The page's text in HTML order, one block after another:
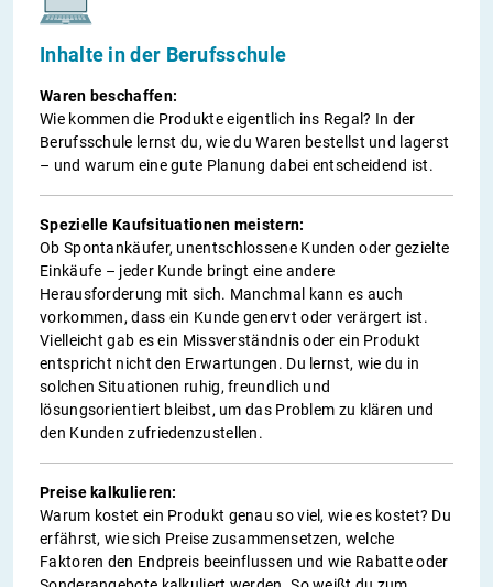
Inhalte in der Berufsschule
Waren beschaffen:
Wie kommen die Produkte eigentlich ins Regal? In der
Berufsschule lernst du, wie du Waren bestellst und lagerst
– und warum eine gute Planung dabei entscheidend ist.
Spezielle Kaufsituationen meistern:
Ob Spontankäufer, unentschlossene Kunden oder gezielte
Einkäufe – jeder Kunde bringt eine andere
Herausforderung mit sich. Manchmal kann es auch
vorkommen, dass ein Kunde genervt oder verärgert ist.
Vielleicht gab es ein Missverständnis oder ein Produkt
entspricht nicht den Erwartungen. Du lernst, wie du in
solchen Situationen ruhig, freundlich und
lösungsorientiert bleibst, um das Problem zu klären und
den Kunden zufriedenzustellen.
Preise kalkulieren:
Warum kostet ein Produkt genau so viel, wie es kostet? Du
erfährst, wie sich Preise zusammensetzen, welche
Faktoren den Endpreis beeinflussen und wie Rabatte oder